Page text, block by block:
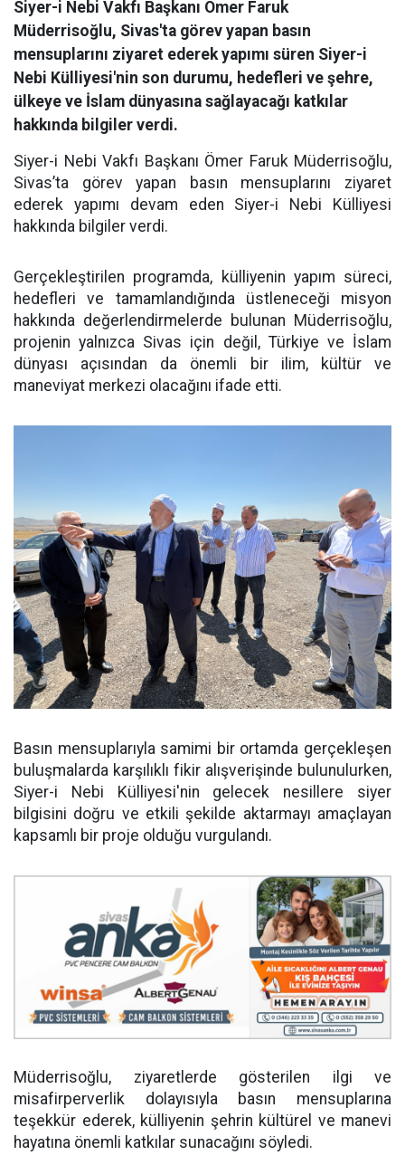
Siyer-i Nebi Vakfı Başkanı Ömer Faruk
Müderrisoğlu, Sivas'ta görev yapan basın
mensuplarını ziyaret ederek yapımı süren Siyer-i
Nebi Külliyesi'nin son durumu, hedefleri ve şehre,
ülkeye ve İslam dünyasına sağlayacağı katkılar
hakkında bilgiler verdi.
Siyer-i Nebi Vakfı Başkanı Ömer Faruk Müderrisoğlu,
Sivas’ta görev yapan basın mensuplarını ziyaret
ederek yapımı devam eden Siyer-i Nebi Külliyesi
hakkında bilgiler verdi.
Gerçekleştirilen programda, külliyenin yapım süreci,
hedefleri ve tamamlandığında üstleneceği misyon
hakkında değerlendirmelerde bulunan Müderrisoğlu,
projenin yalnızca Sivas için değil, Türkiye ve İslam
dünyası açısından da önemli bir ilim, kültür ve
maneviyat merkezi olacağını ifade etti.
Basın mensuplarıyla samimi bir ortamda gerçekleşen
buluşmalarda karşılıklı fikir alışverişinde bulunulurken,
Siyer-i Nebi Külliyesi'nin gelecek nesillere siyer
bilgisini doğru ve etkili şekilde aktarmayı amaçlayan
kapsamlı bir proje olduğu vurgulandı.
Müderrisoğlu, ziyaretlerde gösterilen ilgi ve
misafirperverlik dolayısıyla basın mensuplarına
teşekkür ederek, külliyenin şehrin kültürel ve manevi
hayatına önemli katkılar sunacağını söyledi.